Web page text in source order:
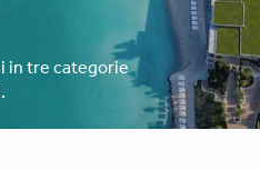
in tre categorie